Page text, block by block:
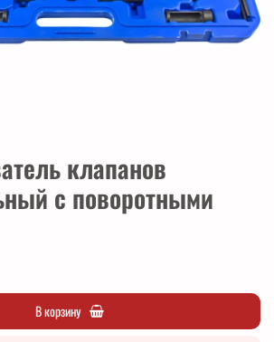
клапанов
с поворотными
В корзину